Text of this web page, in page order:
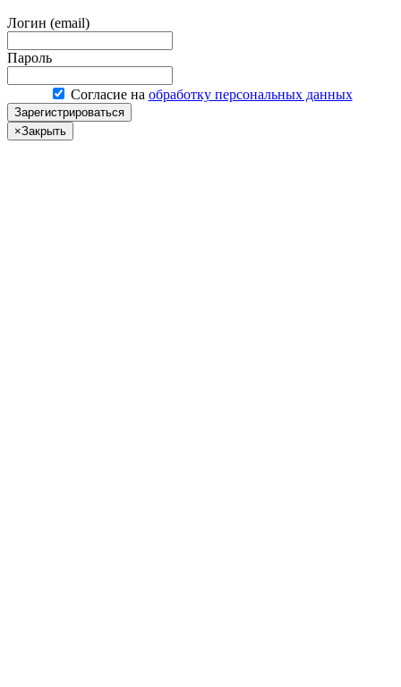
Логин (email)
Пароль
Согласие на обработку персональных данных
Зарегистрироваться
×Закрыть